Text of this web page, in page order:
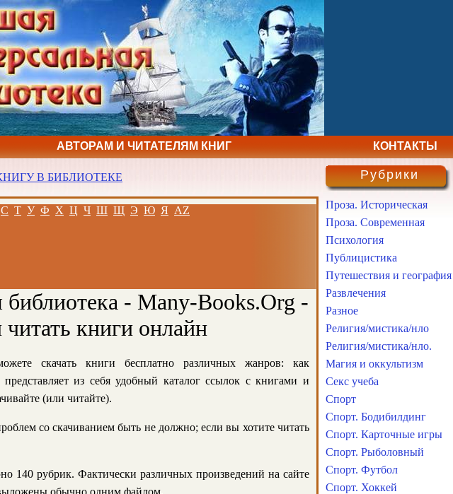
АВТОРАМ И ЧИТАТЕЛЯМ КНИГ КОНТАКТЫ
В БИБЛИОТЕКЕ
С Т У Ф Х Ц Ч Ш Щ Э Ю Я AZ
библиотека - Many-Books.Org -
читать книги онлайн
скачать книги бесплатно различных жанров: как
из себя удобный каталог ссылок с книгами и
(или читайте).
со скачиванием быть не должно; если вы хотите читать
140 рубрик. Фактически различных произведений на сайте
выложены обычно одним файлом.
Рубрики
Проза. Историческая
Проза. Современная
Психология
Публицистика
Путешествия и география
Развлечения
Разное
Религия/мистика/нло
Религия/мистика/нло.
Магия и оккультизм
Секс учеба
Спорт
Спорт. Бодибилдинг
Спорт. Карточные игры
Спорт. Рыболовный
Спорт. Футбол
Спорт. Хоккей